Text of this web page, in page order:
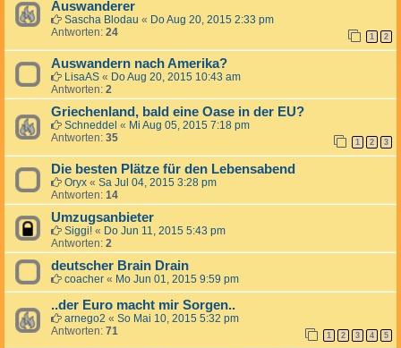
Auswanderer
Sascha Blodau « Do Aug 20, 2015 2:33 pm
Antworten: 24 1 2
Auswandern nach Amerika?
LisaAS « Do Aug 20, 2015 10:43 am
Antworten: 2
Griechenland, bald eine Oase in der EU?
Schneddel « Mi Aug 05, 2015 7:18 pm
Antworten: 35 1 2 3
Die besten Plätze für den Lebensabend
Oryx « Sa Jul 04, 2015 3:28 pm
Antworten: 14
Umzugsanbieter
Siggi! « Do Jun 11, 2015 5:43 pm
Antworten: 2
deutscher Brain Drain
coacher « Mo Jun 01, 2015 9:59 pm
..der Euro macht mir Sorgen..
arnego2 « So Mai 10, 2015 5:32 pm
Antworten: 71 1 2 3 4 5